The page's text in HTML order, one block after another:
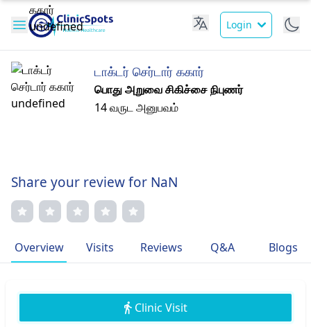
Login
டாக்டர் செர்டார் ககார்
பொது அறுவை சிகிச்சை நிபுணர்
14 வருட அனுபவம்
Share your review for NaN
Overview Visits Reviews Q&A Blogs
Clinic Visit